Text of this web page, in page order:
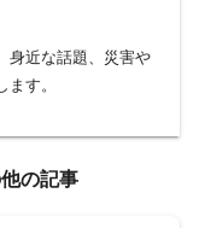
身近な話題、災害や
す。
の記事